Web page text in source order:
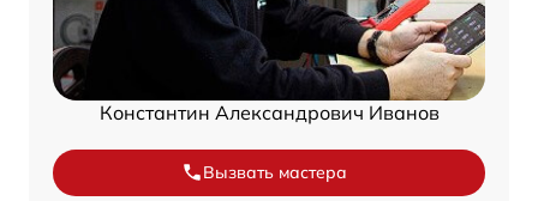
Константин Александрович Иванов
Вызвать мастера